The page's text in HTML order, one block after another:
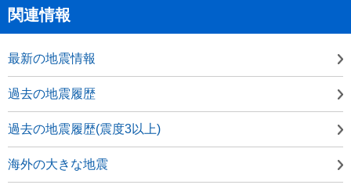
関連情報
最新の地震情報
過去の地震履歴
過去の地震履歴(震度3以上)
海外の大きな地震